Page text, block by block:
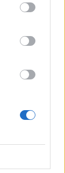
Día Europeo para